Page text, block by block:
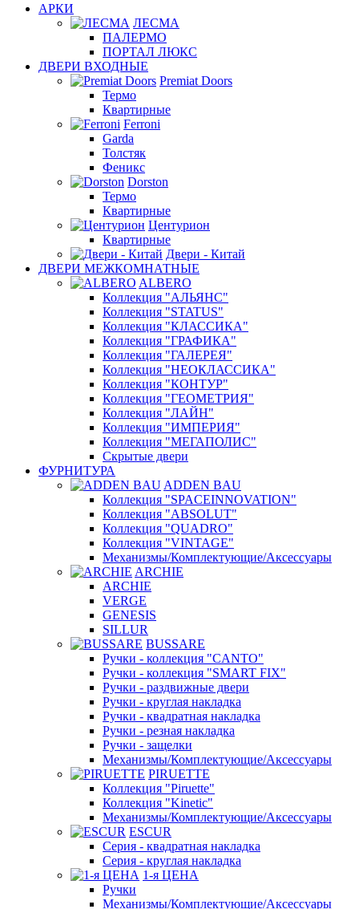
АРКИ
ЛЕСМА
ПАЛЕРМО
ПОРТАЛ ЛЮКС
ДВЕРИ ВХОДНЫЕ
Premiat Doors
Термо
Квартирные
Ferroni
Garda
Толстяк
Феникс
Dorston
Термо
Квартирные
Центурион
Квартирные
Двери - Китай
ДВЕРИ МЕЖКОМНАТНЫЕ
ALBERO
Коллекция "АЛЬЯНС"
Коллекция "STATUS"
Коллекция "КЛАССИКА"
Коллекция "ГРАФИКА"
Коллекция "ГАЛЕРЕЯ"
Коллекция "НЕОКЛАССИКА"
Коллекция "КОНТУР"
Коллекция "ГЕОМЕТРИЯ"
Коллекция "ЛАЙН"
Коллекция "ИМПЕРИЯ"
Коллекция "МЕГАПОЛИС"
Скрытые двери
ФУРНИТУРА
ADDEN BAU
Коллекция "SPACEINNOVATION"
Коллекция "ABSOLUT"
Коллекция "QUADRO"
Коллекция "VINTAGE"
Механизмы/Комплектующие/Аксессуары
ARCHIE
ARCHIE
VERGE
GENESIS
SILLUR
BUSSARE
Ручки - коллекция "CANTO"
Ручки - коллекция "SMART FIX"
Ручки - раздвижные двери
Ручки - круглая накладка
Ручки - квадратная накладка
Ручки - резная накладка
Ручки - защелки
Механизмы/Комплектующие/Аксессуары
PIRUETTE
Коллекция "Piruette"
Коллекция "Kinetic"
Механизмы/Комплектующие/Аксессуары
ESCUR
Серия - квадратная накладка
Серия - круглая накладка
1-я ЦЕНА
Ручки
Механизмы/Комплектующие/Аксессуары